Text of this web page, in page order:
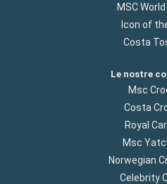
MSC
Icon of
Costa
Le nostre
Msc
Costa
Royal
Msc
Norwegian
Celebrity